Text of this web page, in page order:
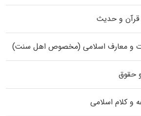
قرآن و حدیث
و معارف اسلامی (مخصوص اهل سنت)
حقوق
و کلام اسلامی